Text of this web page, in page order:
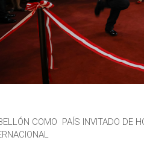
COMO PAÍS INVITADO DE